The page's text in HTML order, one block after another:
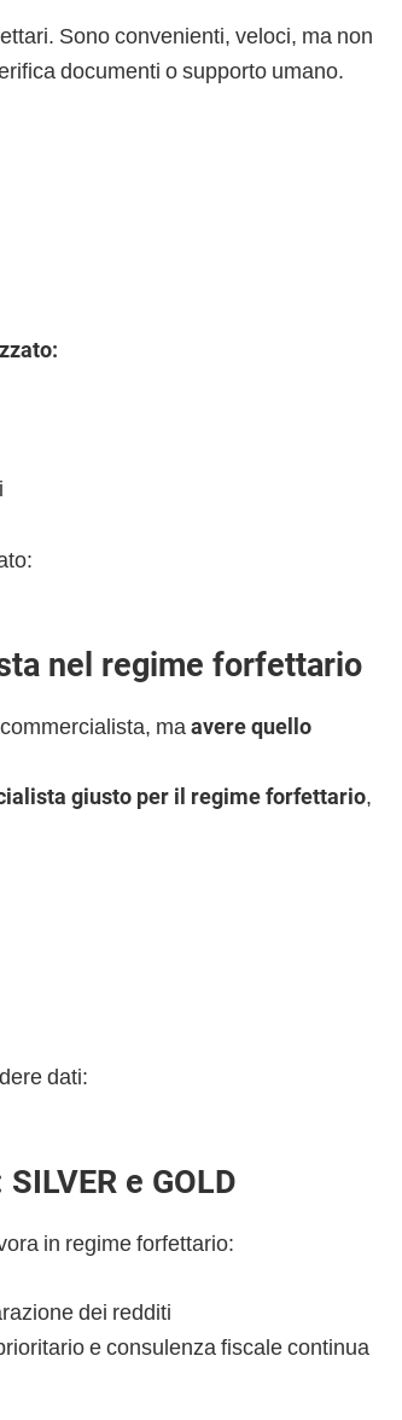
Sono convenienti, veloci, ma non
documenti o supporto umano.
nel regime forfettario
ma avere quello
giusto per il regime forfettario,
dati:
e GOLD
in regime forfettario:
dei redditi
e consulenza fiscale continua